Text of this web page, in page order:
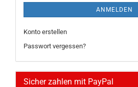
ANMELDEN
Konto erstellen
Passwort vergessen?
Sicher zahlen mit PayPal